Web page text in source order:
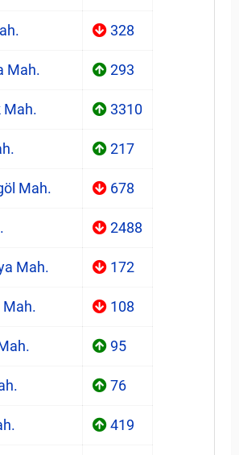
328
Mah. 293
Mah. 3310
217
Mah. 678
2488
Mah. 172
Mah. 108
95
76
419